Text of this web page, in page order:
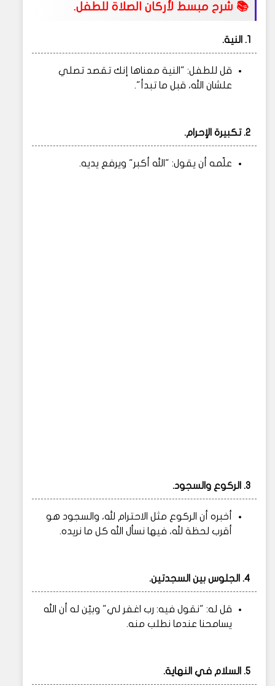
📚 شرح مبسط لأركان الصلاة للطفل.
1. النية.
قل للطفل: "النية معناها إنك تقصد تصلي
علشان الله، قبل ما تبدأ".
2. تكبيرة الإحرام.
علّمه أن يقول: "الله أكبر" ويرفع يديه.
3. الركوع والسجود.
أخبره أن الركوع مثل الاحترام لله، والسجود هو
أقرب لحظة لله، فيها نسأل الله كل ما نريده.
4. الجلوس بين السجدتين.
قل له: "نقول فيه: رب اغفر لي" وبيّن له أن الله
يسامحنا عندما نطلب منه.
5. السلام في النهاية.